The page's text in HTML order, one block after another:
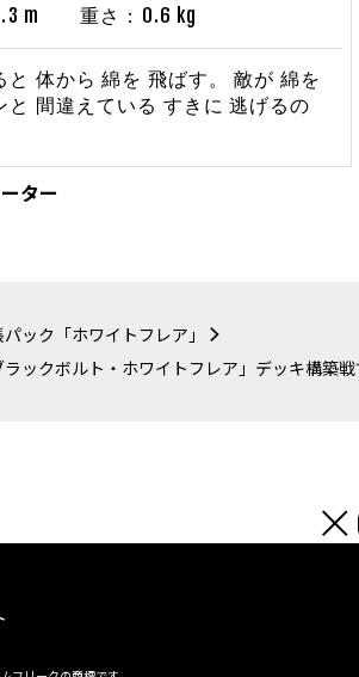
m 重さ：0.6 kg
と 体から 綿を 飛ばす。 敵が 綿を
と 間違えている すきに 逃げるの
ター
ック「ホワイトフレア」
ラックボルト・ホワイトフレア」デッキ構築